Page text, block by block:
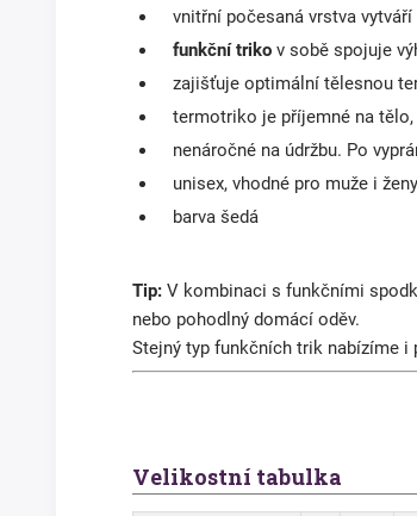
vnitřní počesaná vrstva
funkční triko v sobě spojuje
zajišťuje optimální tělesnou
termotriko je příjemné na tělo,
nenáročné na údržbu. Po
unisex, vhodné pro muže i ženy
barva šedá
Tip: V kombinaci s funkčními
nebo pohodlný domácí oděv.
Stejný typ funkčních trik nabízíme i
Velikostní tabulka